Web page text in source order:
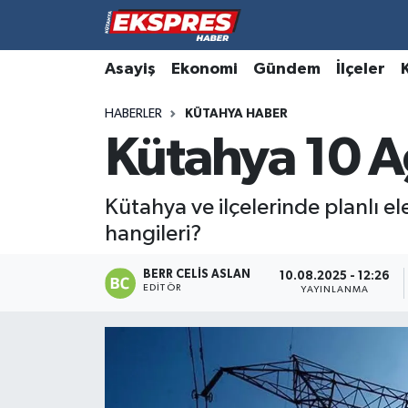
Asayiş Ekonomi Gündem İlçeler
HABERLER KÜTAHYA HABER
Kütahya 10
Kütahya ve ilçelerinde planlı
hangileri?
BERR CELIS ASLAN
EDITÖR
10.08.2025 - 12:26
YAYINLANMA
Altıntaş
Aslanapa
Biyografiler
Çavdarhisar
Hava Durumu
Trafik Durumu
Süper Lig Puan Durumu ve Fikstür
Tüm Manşetler
Haber Arşivi